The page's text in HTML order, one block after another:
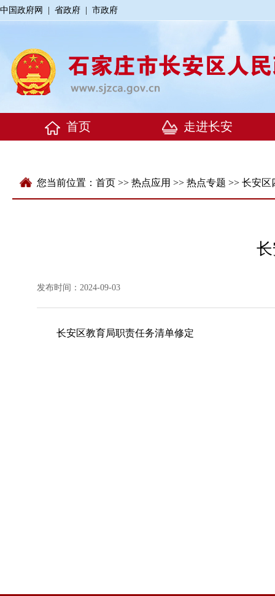
中国政府网 省政府 市政府
您当前位置： 首页 >> 热点应用 >> 热点专题 >> 长安区
发布时间：2024-09-03
长安区教育局职责任务清单修定